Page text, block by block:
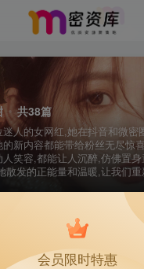
共38篇
人的女网红,她在抖音和微密
新内容都能带给粉丝无尽惊
笑容,都能让人沉醉,仿佛置
散发的正能量和温暖,让我们
评论
会员限时特惠